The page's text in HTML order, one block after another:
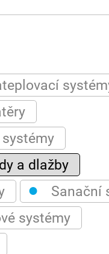
a dlažby
● Sanační
systémy